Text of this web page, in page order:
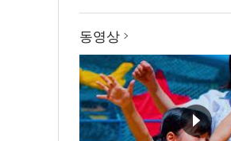
동영상